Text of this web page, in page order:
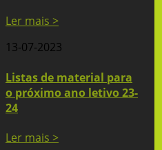
Ler mais >
13-07-2023
Listas de material para
o próximo ano letivo 23-
24
Ler mais >